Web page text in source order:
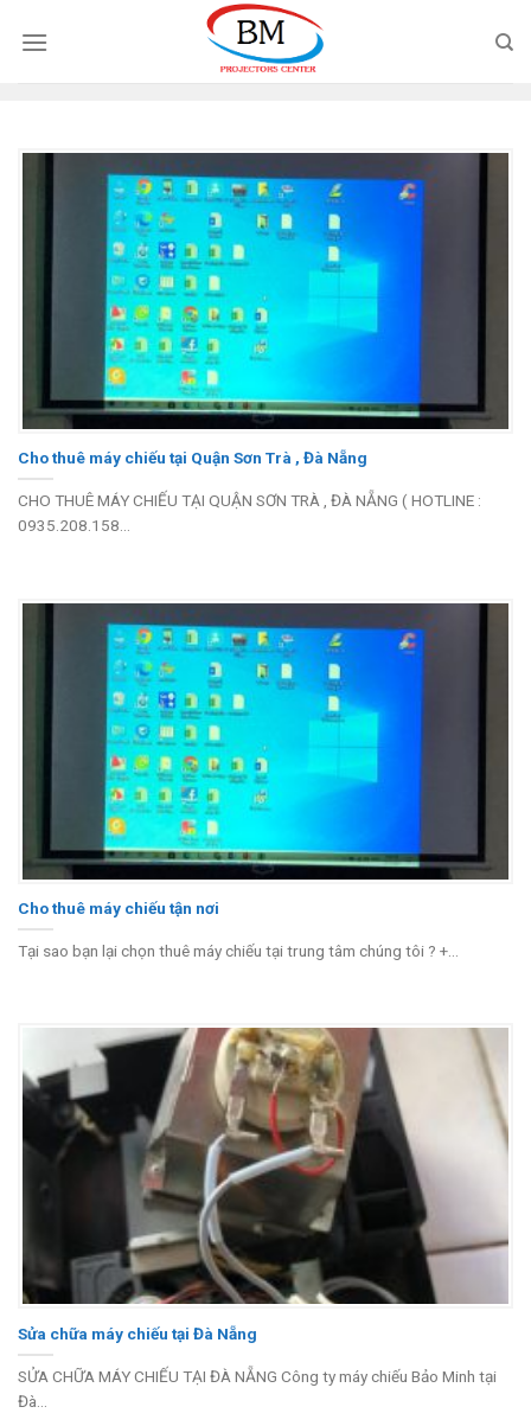
đến
Cho thuê máy chiếu tại Quận Sơn Trà , Đà Nẵng
CHO THUÊ MÁY CHIẾU TẠI QUẬN SƠN TRÀ , ĐÀ NẴNG ( HOTLINE :
0935.208.158...
Cho thuê máy chiếu tận nơi
Tại sao bạn lại chọn thuê máy chiếu tại trung tâm chúng tôi ? +...
Sửa chữa máy chiếu tại Đà Nẵng
SỬA CHỮA MÁY CHIẾU TẠI ĐÀ NẴNG Công ty máy chiếu Bảo Minh tại
Đà...